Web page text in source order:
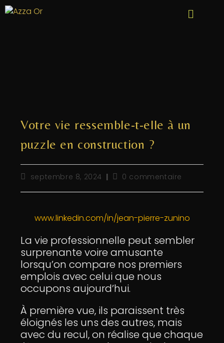
Votre vie ressemble-t-elle à un
puzzle en construction ?
septembre 8, 2024 0 commentaire
www.linkedin.com/in/jean-pierre-zunino
La vie professionnelle peut sembler
surprenante voire amusante
lorsqu’on compare nos premiers
emplois avec celui que nous
occupons aujourd’hui.
À première vue, ils paraissent très
éloignés les uns des autres, mais
avec du recul, on réalise que chaque